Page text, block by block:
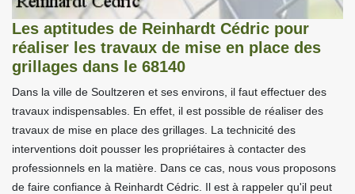
Les aptitudes de Reinhardt Cédric pour
réaliser les travaux de mise en place des
grillages dans le 68140
Dans la ville de Soultzeren et ses environs, il faut effectuer des
travaux indispensables. En effet, il est possible de réaliser des
travaux de mise en place des grillages. La technicité des
interventions doit pousser les propriétaires à contacter des
professionnels en la matière. Dans ce cas, nous vous proposons
de faire confiance à Reinhardt Cédric. Il est à rappeler qu'il peut